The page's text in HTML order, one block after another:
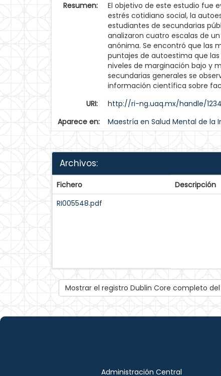
Resumen:
El objetivo de este estudio fue
estrés cotidiano social, la
estudiantes de secundarias
analizaron cuatro escalas de
anónima. Se encontró que las
puntajes de autoestima que
niveles de marginación bajo y
secundarias generales se
información científica sobre
URI:
http://ri-ng.uaq.mx/handle/
Aparece en:
Maestría en Salud Mental de la
Archivos:
Fichero Descripción
RI005548.pdf
Mostrar el registro Dublin Core completo
Administración Central